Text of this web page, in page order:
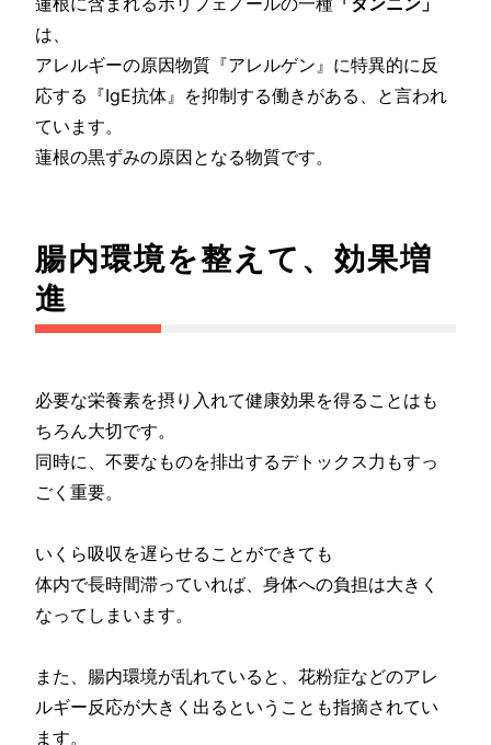
は、
アレルギーの原因物質『アレルゲン』に特異的に反
応する『IgE抗体』を抑制する働きがある、と言われ
ています。
蓮根の黒ずみの原因となる物質です。
腸内環境を整えて、効果増
進
必要な栄養素を摂り入れて健康効果を得ることはも
ちろん大切です。
同時に、不要なものを排出するデトックス力もすっ
ごく重要。
いくら吸収を遅らせることができても
体内で長時間滞っていれば、身体への負担は大きく
なってしまいます。
また、腸内環境が乱れていると、花粉症などのアレ
ルギー反応が大きく出るということも指摘されてい
ます。